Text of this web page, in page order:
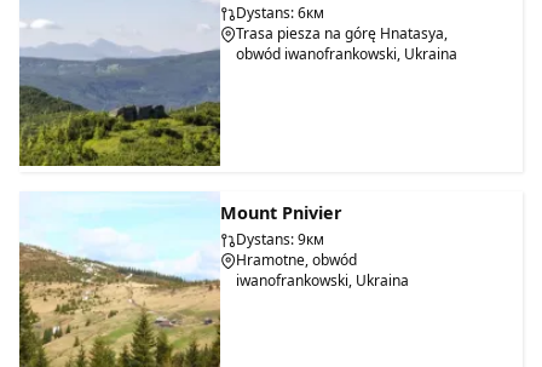
Dystans: 6км
Trasa piesza na górę Hnatasya,
obwód iwanofrankowski, Ukraina
Mount Pnivier
Dystans: 9км
Hramotne, obwód
iwanofrankowski, Ukraina